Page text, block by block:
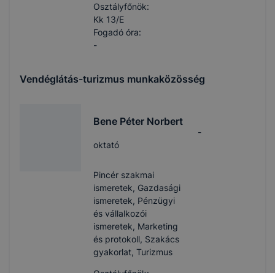
Osztályfőnök:
Kk 13/E
Fogadó óra:
-
Vendéglátás-turizmus munkaközösség
Bene Péter Norbert
oktató
Pincér szakmai
ismeretek, Gazdasági
ismeretek, Pénzügyi
és vállalkozói
ismeretek, Marketing
és protokoll, Szakács
gyakorlat, Turizmus
-